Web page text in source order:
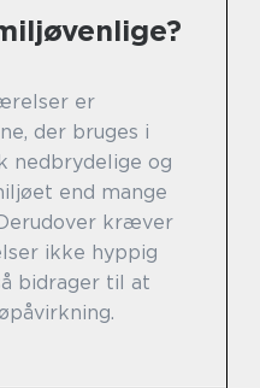
er
der bruges i
nedbrydelige og
end mange
kræver
ikke hyppig
bidrager til at